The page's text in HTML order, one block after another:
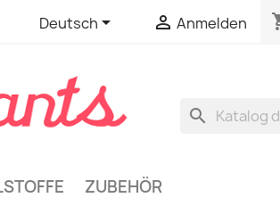
Deutsch  Anmelden
search
ZUBEHÖR